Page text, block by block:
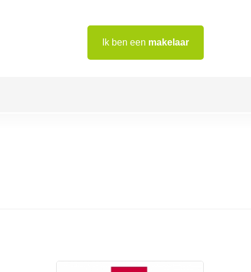
Ik ben een makelaar